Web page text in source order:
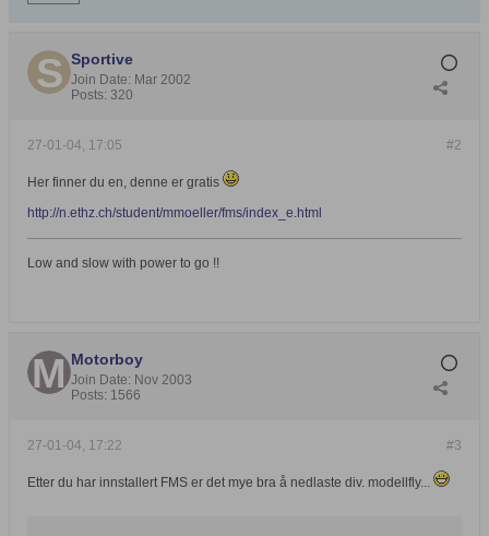
Sportive
Join Date: Mar 2002
Posts: 320
#2
27-01-04, 17:05
Her finner du en, denne er gratis
http://n.ethz.ch/student/mmoeller/fms/index_e.html
Low and slow with power to go !!
Motorboy
Join Date: Nov 2003
Posts: 1566
#3
27-01-04, 17:22
Etter du har innstallert FMS er det mye bra å nedlaste div. modellfly...